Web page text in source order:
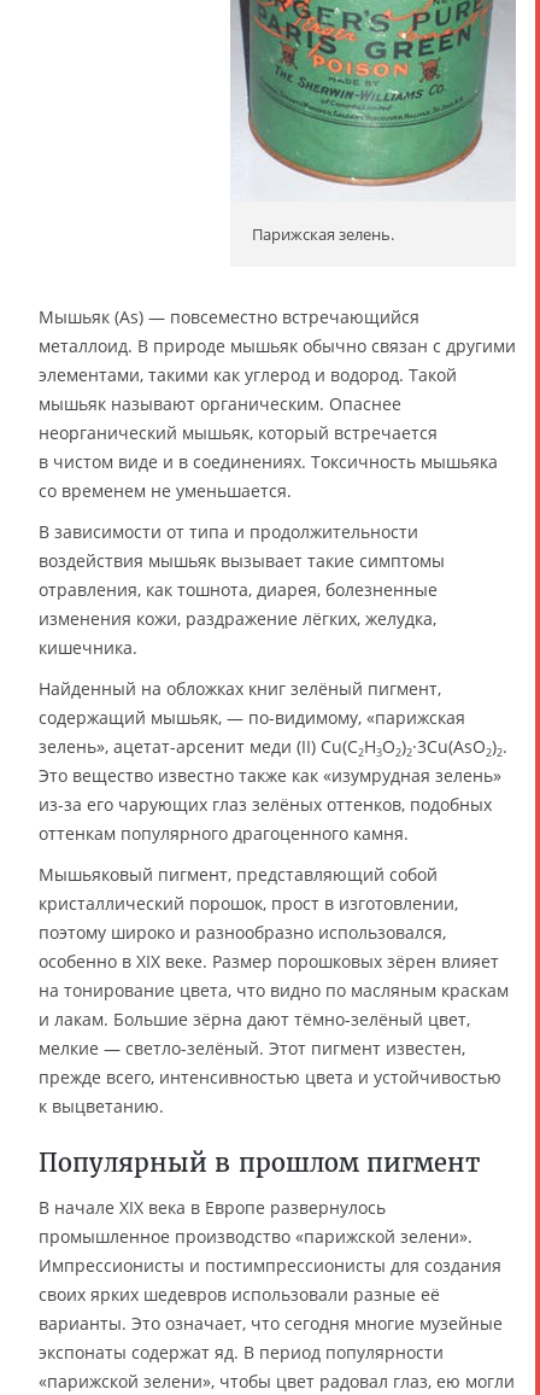
Парижская зелень.
Мышьяк (As) — повсеместно встречающийся
металлоид. В природе мышьяк обычно связан с другими
элементами, такими как углерод и водород. Такой
мышьяк называют органическим. Опаснее
неорганический мышьяк, который встречается
в чистом виде и в соединениях. Токсичность мышьяка
со временем не уменьшается.
В зависимости от типа и продолжительности
воздействия мышьяк вызывает такие симптомы
отравления, как тошнота, диарея, болезненные
изменения кожи, раздражение лёгких, желудка,
кишечника.
Найденный на обложках книг зелёный пигмент,
содержащий мышьяк, — по-видимому, «парижская
зелень», ацетат-арсенит меди (II) Cu(C2H3O2)2·3Cu(AsO2)2.
Это вещество известно также как «изумрудная зелень»
из-за его чарующих глаз зелёных оттенков, подобных
оттенкам популярного драгоценного камня.
Мышьяковый пигмент, представляющий собой
кристаллический порошок, прост в изготовлении,
поэтому широко и разнообразно использовался,
особенно в XIX веке. Размер порошковых зёрен влияет
на тонирование цвета, что видно по масляным краскам
и лакам. Большие зёрна дают тёмно-зелёный цвет,
мелкие — светло-зелёный. Этот пигмент известен,
прежде всего, интенсивностью цвета и устойчивостью
к выцветанию.
Популярный в прошлом пигмент
В начале XIX века в Европе развернулось
промышленное производство «парижской зелени».
Импрессионисты и постимпрессионисты для создания
своих ярких шедевров использовали разные её
варианты. Это означает, что сегодня многие музейные
экспонаты содержат яд. В период популярности
«парижской зелени», чтобы цвет радовал глаз, ею могли